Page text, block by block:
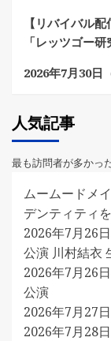
【リバイバル
「レッツゴー
2026年7月30日
人気記事
最も訪問者が多かっ
ムームードメ
デンティティ
2026年7月26
公演 川村結衣
2026年7月26
公演
2026年7月27
2026年7月28